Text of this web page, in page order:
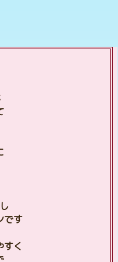
です
すく